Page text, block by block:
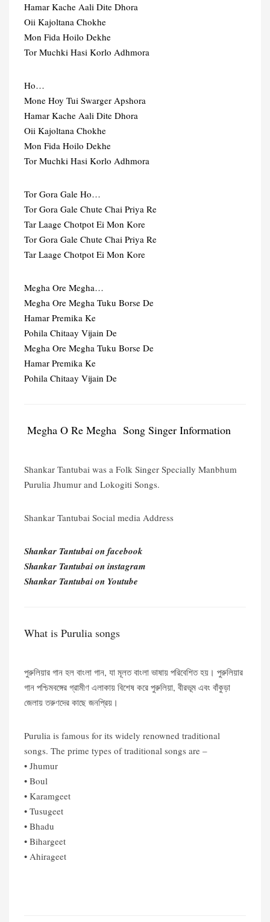
Hamar Kache Aali Dite Dhora
Oii Kajoltana Chokhe
Mon Fida Hoilo Dekhe
Tor Muchki Hasi Korlo Adhmora
Ho…
Mone Hoy Tui Swarger Apshora
Hamar Kache Aali Dite Dhora
Oii Kajoltana Chokhe
Mon Fida Hoilo Dekhe
Tor Muchki Hasi Korlo Adhmora
Tor Gora Gale Ho…
Tor Gora Gale Chute Chai Priya Re
Tar Laage Chotpot Ei Mon Kore
Tor Gora Gale Chute Chai Priya Re
Tar Laage Chotpot Ei Mon Kore
Megha Ore Megha…
Megha Ore Megha Tuku Borse De
Hamar Premika Ke
Pohila Chitaay Vijain De
Megha Ore Megha Tuku Borse De
Hamar Premika Ke
Pohila Chitaay Vijain De
Megha O Re Megha Song Singer Information
Shankar Tantubai was a Folk Singer Specially Manbhum
Purulia Jhumur and Lokogiti Songs.
Shankar Tantubai Social media Address
Shankar Tantubai on facebook
Shankar Tantubai on instagram
Shankar Tantubai on Youtube
What is Purulia songs
পুরুলিয়ার গান হল বাংলা গান, যা মূলত বাংলা ভাষায় পরিবেশিত হয়। পুরুলিয়ার
গান পশ্চিমবঙ্গের গ্রামীণ এলাকায় বিশেষ করে পুরুলিয়া, বীরভূম এবং বাঁকুড়া
জেলায় তরুণদের কাছে জনপ্রিয়।
Purulia is famous for its widely renowned traditional
songs. The prime types of traditional songs are –
• Jhumur
• Boul
• Karamgeet
• Tusugeet
• Bhadu
• Bihargeet
• Ahirageet